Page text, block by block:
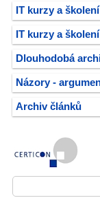
IT kurzy a
IT kurzy a
Dlouhodobá
Názory -
Archiv článků